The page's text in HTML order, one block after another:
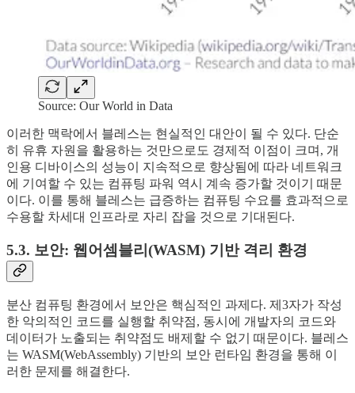
Source: Our World in Data
이러한 맥락에서 블레스는 현실적인 대안이 될 수 있다. 단순
히 유휴 자원을 활용하는 것만으로도 경제적 이점이 크며, 개
인용 디바이스의 성능이 지속적으로 향상됨에 따라 네트워크
에 기여할 수 있는 컴퓨팅 파워 역시 계속 증가할 것이기 때문
이다. 이를 통해 블레스는 급증하는 컴퓨팅 수요를 효과적으로
수용할 차세대 인프라로 자리 잡을 것으로 기대된다.
5.3. 보안: 웹어셈블리(WASM) 기반 격리 환경
분산 컴퓨팅 환경에서 보안은 핵심적인 과제다. 제3자가 작성
한 악의적인 코드를 실행할 취약점, 동시에 개발자의 코드와
데이터가 노출되는 취약점도 배제할 수 없기 때문이다. 블레스
는 WASM(WebAssembly) 기반의 보안 런타임 환경을 통해 이
러한 문제를 해결한다.